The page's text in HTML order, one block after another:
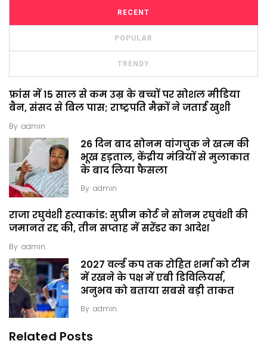
RECENT
POPULAR
TRENDY
फ्रांस में 15 साल से कम उम्र के बच्चों पर सोशल मीडिया
बैन, संसद से बिल पास; राष्ट्रपति मैक्रों ने जताई खुशी
By admin
26 दिन बाद सोनम वांगचुक ने खत्म की
भूख हड़ताल, केंद्रीय मंत्रियों से मुलाकात
के बाद लिया फैसला
By admin
राजा रघुवंशी हत्याकांड: सुप्रीम कोर्ट ने सोनम रघुवंशी की
जमानत रद्द की, तीन सप्ताह में सरेंडर का आदेश
By admin
2027 वर्ल्ड कप तक रोहित शर्मा को टीम
में रखने के पक्ष में एबी डिविलियर्स,
अनुभव को बताया सबसे बड़ी ताकत
By admin
Related Posts